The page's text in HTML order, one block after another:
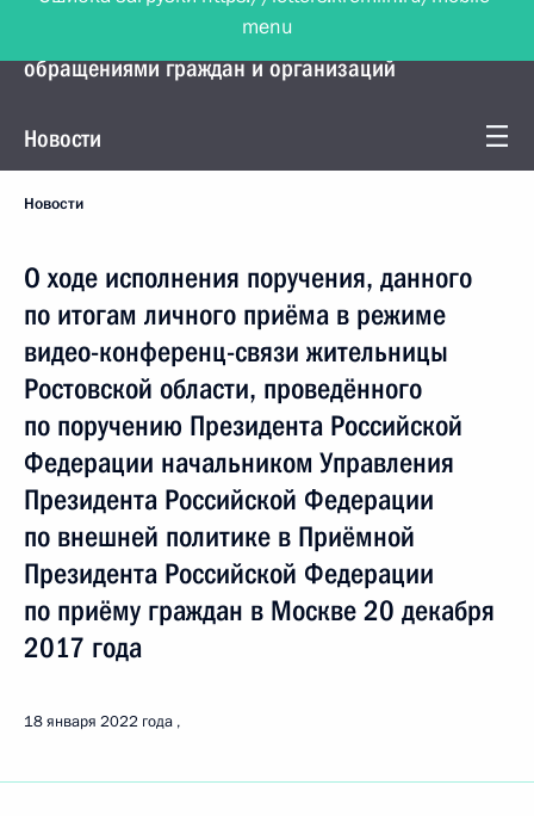
Управление Президента по работе с
обращениями граждан и организаций
Новости
Новости
О ходе исполнения поручения, данного
по итогам личного приёма в режиме
видео-конференц-связи жительницы
Ростовской области, проведённого
по поручению Президента Российской
Федерации начальником Управления
Президента Российской Федерации
по внешней политике в Приёмной
Президента Российской Федерации
по приёму граждан в Москве 20 декабря
2017 года
18 января 2022 года
menu